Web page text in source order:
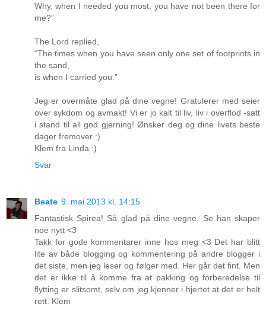
Why, when I needed you most, you have not been there for
me?”
The Lord replied,
“The times when you have seen only one set of footprints in
the sand,
is when I carried you.”
Jeg er overmåte glad på dine vegne! Gratulerer med seier
over sykdom og avmakt! Vi er jo kalt til liv, liv i overflod -satt
i stand til all god gjerning! Ønsker deg og dine livets beste
dager fremover :)
Klem fra Linda :)
Svar
Beate 9. mai 2013 kl. 14:15
Fantastisk Spirea! Så glad på dine vegne. Se han skaper
noe nytt <3
Takk for gode kommentarer inne hos meg <3 Det har blitt
lite av både blogging og kommentering på andre blogger i
det siste, men jeg leser og følger med. Her går det fint. Men
det er ikke til å komme fra at pakking og forberedelse til
flytting er slitsomt, selv om jeg kjenner i hjertet at det er helt
rett. Klem